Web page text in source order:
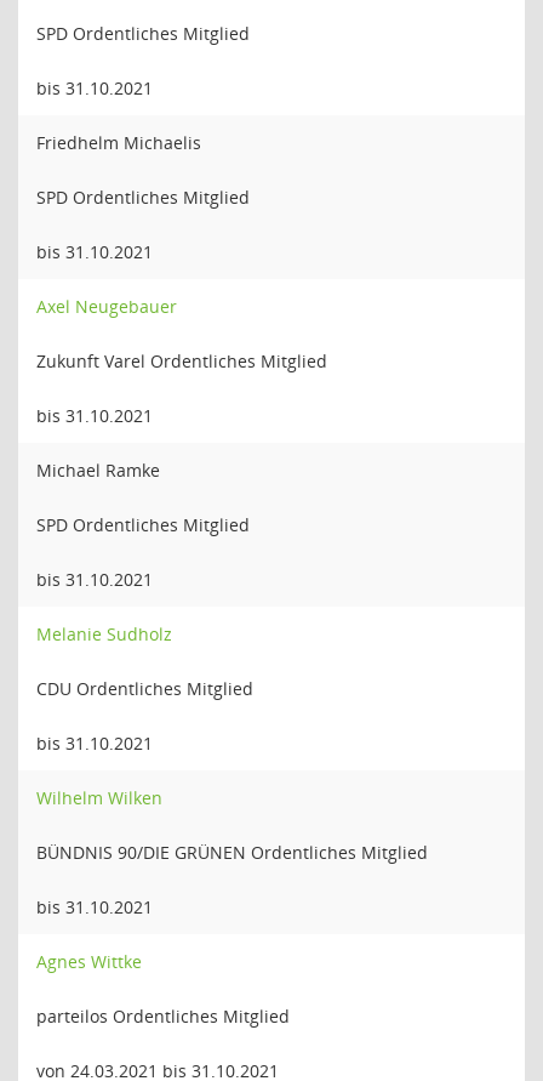
SPD Ordentliches Mitglied
bis 31.10.2021
Friedhelm Michaelis
SPD Ordentliches Mitglied
bis 31.10.2021
Axel Neugebauer
Zukunft Varel Ordentliches Mitglied
bis 31.10.2021
Michael Ramke
SPD Ordentliches Mitglied
bis 31.10.2021
Melanie Sudholz
CDU Ordentliches Mitglied
bis 31.10.2021
Wilhelm Wilken
BÜNDNIS 90/DIE GRÜNEN Ordentliches Mitglied
bis 31.10.2021
Agnes Wittke
parteilos Ordentliches Mitglied
von 24.03.2021 bis 31.10.2021